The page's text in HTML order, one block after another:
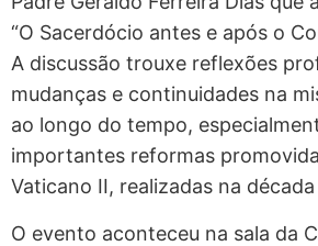
“O Sacerdócio antes e após o
A discussão trouxe reflexões
mudanças e continuidades na
ao longo do tempo,
importantes reformas
Vaticano II, realizadas na
O evento aconteceu na sala da